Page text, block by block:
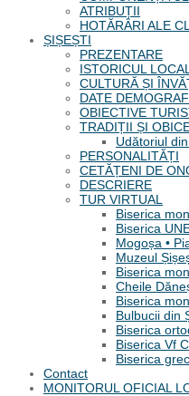
ATRIBUȚII
HOTĂRÂRI ALE CL
ȘIȘEȘTI
PREZENTARE
ISTORICUL
CULTURĂ ȘI
DATE
OBIECTIVE
TRADIȚII ȘI
Udătoriul
PERSONALITĂȚI
CETĂȚENI DE
DESCRIERE
TUR VIRTUAL
Biserica
Biserica
Mogoșa •
Muzeul
Biserica
Cheile
Biserica
Bulbucii din
Biserica
Biserica Vf
Biserica
Contact
MONITORUL OFICIAL